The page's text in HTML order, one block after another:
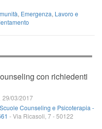
, Emergenza, Lavoro e
con richiedenti
29/03/2017
Counseling e Psicoterapia -
-Via Ricasoli, 7-50122